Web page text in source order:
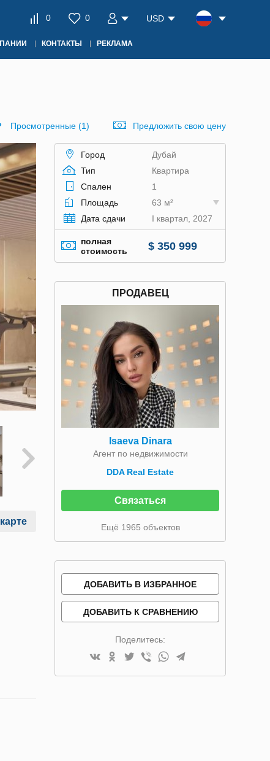
0 0 USD
КОНТАКТЫ РЕКЛАМА
Просмотренные (1) Предложить свою цену
Город
Дубай
Тип
Квартира
Спален
1
Площадь
63 м²
Дата сдачи
I квартал, 2027
полная
стоимость
$ 350 999
ПРОДАВЕЦ
Isaeva Dinara
Агент по недвижимости
DDA Real Estate
Связаться
Ещё 1965 объектов
ДОБАВИТЬ В ИЗБРАННОЕ
ДОБАВИТЬ К СРАВНЕНИЮ
Поделитесь: